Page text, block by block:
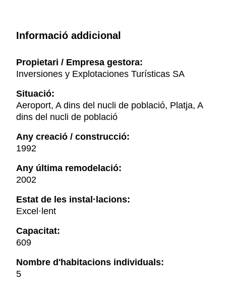
Informació addicional
Propietari / Empresa gestora:
Inversiones y Explotaciones Turísticas SA
Situació:
Aeroport, A dins del nucli de població, Platja, A
dins del nucli de població
Any creació / construcció:
1992
Any última remodelació:
2002
Estat de les instal·lacions:
Excel·lent
Capacitat:
609
Nombre d'habitacions individuals:
5